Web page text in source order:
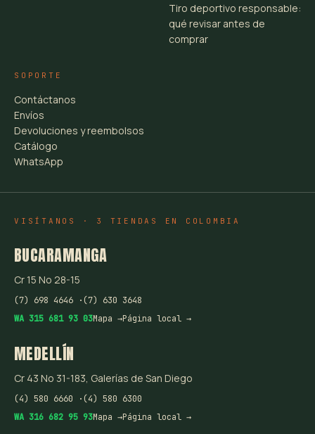
Tiro deportivo responsable:
qué revisar antes de
comprar
SOPORTE
Contáctanos
Envíos
Devoluciones y reembolsos
Catálogo
WhatsApp
VISÍTANOS · 3 TIENDAS EN COLOMBIA
BUCARAMANGA
Cr 15 No 28-15
(7) 698 4646 ·(7) 630 3648
WA 315 681 93 03Mapa →Página local →
MEDELLÍN
Cr 43 No 31-183, Galerías de San Diego
(4) 580 6660 ·(4) 580 6300
WA 316 682 95 93Mapa →Página local →